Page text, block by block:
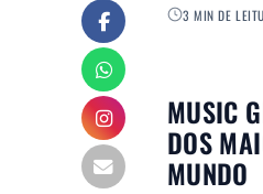
3 MIN DE
MUSIC
DOS
MUNDO